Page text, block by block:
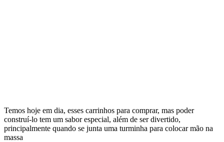
Temos hoje em dia, esses carrinhos para comprar, mas poder
construí-lo tem um sabor especial, além de ser divertido,
principalmente quando se junta uma turminha para colocar mão na
massa